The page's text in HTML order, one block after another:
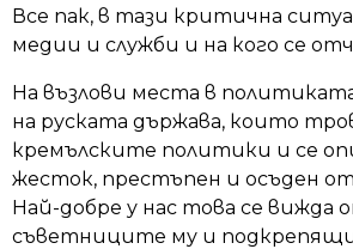
Все пак, в тази критична
медии и служби и на кого се
На възлови места в
на руската държава, които
кремълските политики и се
жесток, престъпен и осъден
Най-добре у нас това се вижда
съветниците му и